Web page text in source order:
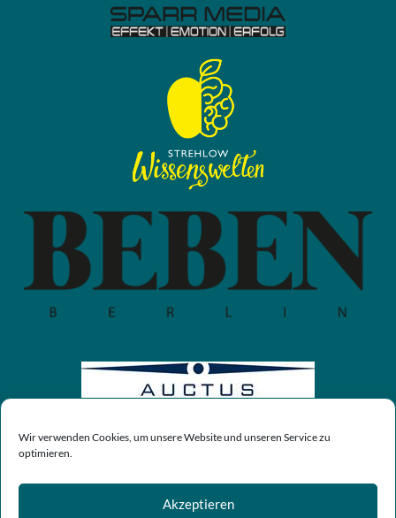
Wir verwenden Cookies, um unsere Website und unseren Service zu
optimieren.
Akzeptieren